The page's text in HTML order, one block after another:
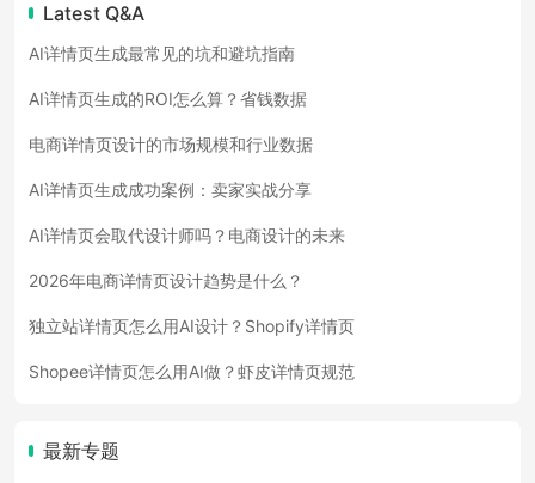
Latest Q&A
AI详情页生成最常见的坑和避坑指南
AI详情页生成的ROI怎么算？省钱数据
电商详情页设计的市场规模和行业数据
AI详情页生成成功案例：卖家实战分享
AI详情页会取代设计师吗？电商设计的未来
2026年电商详情页设计趋势是什么？
独立站详情页怎么用AI设计？Shopify详情页
Shopee详情页怎么用AI做？虾皮详情页规范
最新专题